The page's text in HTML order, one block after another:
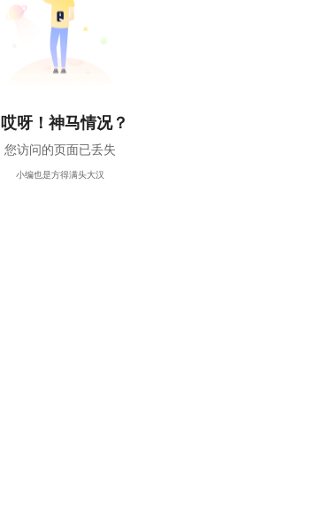
哎呀！神马情况？
您访问的页面已丢失
小编也是方得满头大汉